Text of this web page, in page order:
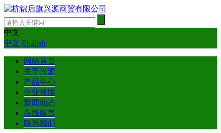
中文
中文 English
网站首页
关于兴源
产品中心
企业环境
新闻动态
在线留言
联系我们